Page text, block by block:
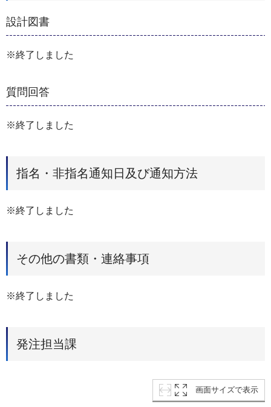
設計図書
※終了しました
質問回答
※終了しました
指名・非指名通知日及び通知方法
※終了しました
その他の書類・連絡事項
※終了しました
発注担当課
画面サイズで表示